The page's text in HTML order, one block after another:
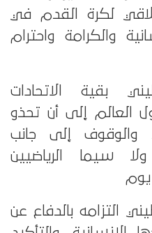
لكرة القدم في
والكرامة واحترام
بقية الاتحادات
العالم إلى أن تحذو
والوقوف إلى جانب
سيما الرياضيين
يوم
التزامه بالدفاع عن